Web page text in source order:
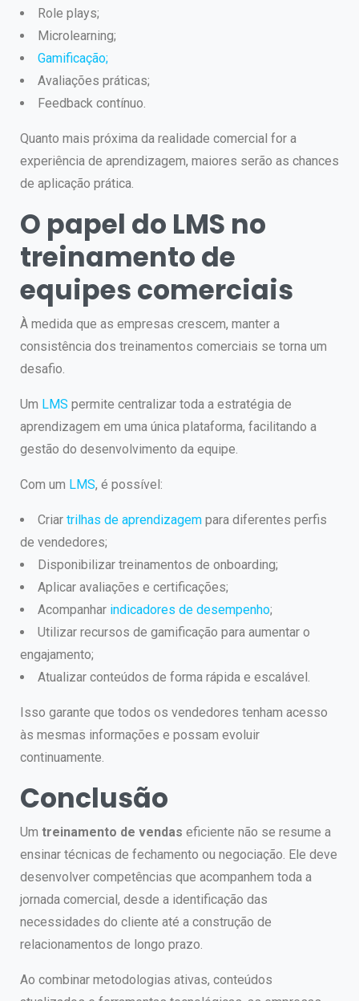
Role plays;
Microlearning;
Gamificação;
Avaliações práticas;
Feedback contínuo.
Quanto mais próxima da realidade comercial for a
experiência de aprendizagem, maiores serão as chances
de aplicação prática.
O papel do LMS no
treinamento de
equipes comerciais
À medida que as empresas crescem, manter a
consistência dos treinamentos comerciais se torna um
desafio.
Um LMS permite centralizar toda a estratégia de
aprendizagem em uma única plataforma, facilitando a
gestão do desenvolvimento da equipe.
Com um LMS, é possível:
Criar trilhas de aprendizagem para diferentes perfis
de vendedores;
Disponibilizar treinamentos de onboarding;
Aplicar avaliações e certificações;
Acompanhar indicadores de desempenho;
Utilizar recursos de gamificação para aumentar o
engajamento;
Atualizar conteúdos de forma rápida e escalável.
Isso garante que todos os vendedores tenham acesso
às mesmas informações e possam evoluir
continuamente.
Conclusão
Um treinamento de vendas eficiente não se resume a
ensinar técnicas de fechamento ou negociação. Ele deve
desenvolver competências que acompanhem toda a
jornada comercial, desde a identificação das
necessidades do cliente até a construção de
relacionamentos de longo prazo.
Ao combinar metodologias ativas, conteúdos